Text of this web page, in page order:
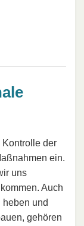
der
ein.
uns
Auch
und
gehören